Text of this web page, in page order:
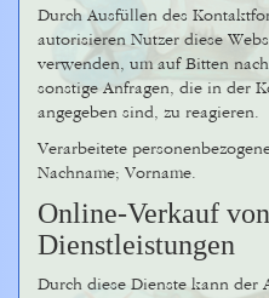
Durch Ausfüllen des
autorisieren Nutzer diese
verwenden, um auf Bitten
sonstige Anfragen, die in der
angegeben sind, zu reagieren.
Verarbeitete
Nachname; Vorname.
Online-Verkauf
Dienstleistungen
Durch diese Dienste kann der